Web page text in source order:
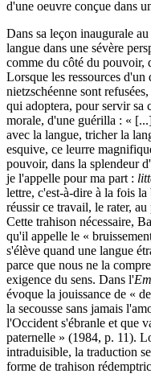
d'une oeuvre conçue dans
Dans sa leçon inaugurale
langue dans une sévère
comme du côté du pouvoir,
Lorsque les ressources
nietzschéenne sont
qui adoptera, pour servir sa
morale, d'une guérilla : «
avec la langue, tricher la
esquive, ce leurre
pouvoir, dans la splendeur
je l'appelle pour ma part :
lettre, c'est-à-dire à la fois
réussir ce travail, le rater,
Cette trahison nécessaire,
qu'il appelle le «
s'élève quand une langue
parce que nous ne la
exigence du sens. Dans l'
évoque la jouissance de «
la secousse sans jamais
l'Occident s'ébranle et que
paternelle » (1984, p. 11).
intraduisible, la traduction
forme de trahison